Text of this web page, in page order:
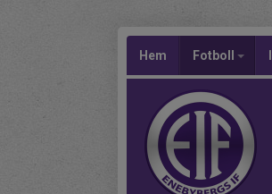
Hem Fotboll